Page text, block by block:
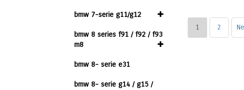
bmw 7-serie g11/g12
bmw 8 series f91 / f92 / f93
m8
bmw 8- serie e31
bmw 8- serie g14 / g15 /
1 2